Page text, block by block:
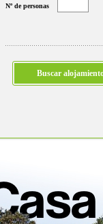
Nº de personas